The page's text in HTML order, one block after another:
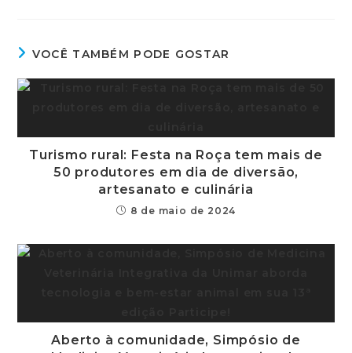
VOCÊ TAMBÉM PODE GOSTAR
Turismo rural: Festa na Roça tem mais de
50 produtores em dia de diversão,
artesanato e culinária
8 de maio de 2024
Aberto à comunidade, Simpósio de